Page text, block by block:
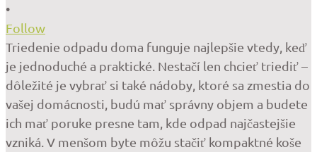
•
Follow
Triedenie odpadu doma funguje najlepšie vtedy, keď
je jednoduché a praktické. Nestačí len chcieť triediť –
dôležité je vybrať si také nádoby, ktoré sa zmestia do
vašej domácnosti, budú mať správny objem a budete
ich mať poruke presne tam, kde odpad najčastejšie
vzniká. V menšom byte môžu stačiť kompaktné koše